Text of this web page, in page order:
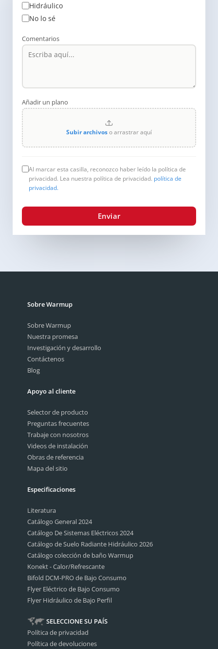
Hidráulico
No lo sé
Comentarios
Añadir un plano
Subir archivoso arrastrar aquí
Al marcar esta casilla, reconozco haber leído la política de
privacidad. Lea nuestra política de privacidad. política de
privacidad.
Enviar
Sobre Warmup
Sobre Warmup
Nuestra promesa
Investigación y desarrollo
Contáctenos
Blog
Apoyo al cliente
Selector de producto
Preguntas frecuentes
Trabaje con nosotros
Videos de instalación
Obras de referencia
Mapa del sitio
Especificaciones
Literatura
Catálogo General 2024
Catálogo De Sistemas Eléctricos 2024
Catálogo de Suelo Radiante Hidráulico 2026
Catálogo colección de baño Warmup
Konekt - Calor/Refrescante
Bifold DCM-PRO de Bajo Consumo
Flyer Eléctrico de Bajo Consumo
Flyer Hidráulico de Bajo Perfil
SELECCIONE SU PAÍS
Política de privacidad
Política de devoluciones